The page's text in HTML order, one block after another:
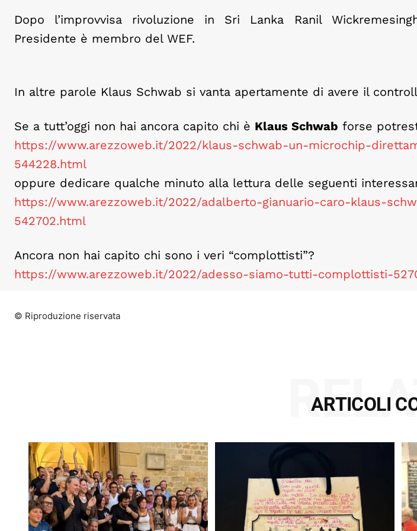
Dopo l’improvvisa rivoluzione in Sri Lanka Ranil
Presidente è membro del WEF.
In altre parole Klaus Schwab si vanta apertamente di avere il
Se a tutt’oggi non hai ancora capito chi è Klaus Schwab forse
https://www.arezzoweb.it/2022/klaus-schwab-un-microchip-
544228.html
oppure dedicare qualche minuto alla lettura delle seguenti
https://www.arezzoweb.it/2022/adalberto-gianuario-caro-klaus-
542702.html
Ancora non hai capito chi sono i veri “complottisti”?
https://www.arezzoweb.it/2022/adesso-siamo-tutti-complottisti-
© Riproduzione riservata
ARTICOLI